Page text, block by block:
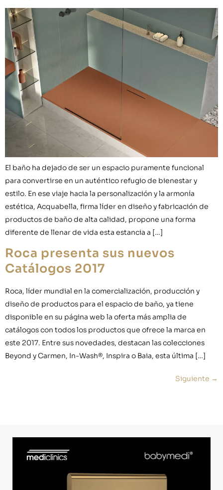
El baño ha dejado de ser un espacio puramente funcional
para convertirse en un auténtico refugio de bienestar y
estilo. En ese viaje hacia la personalización y la armonía
estética, Acquabella, firma líder en diseño y fabricación de
productos de baño de alta calidad, propone una forma
diferente de llenar de vida esta estancia a […]
Roca presenta sus nuevos
Catálogos 2017
Roca, líder mundial en la comercialización, producción y
diseño de productos para el espacio de baño, ya tiene
disponible en su página web la oferta más amplia de
catálogos con todos los productos que ofrece la marca en
este 2017. Entre sus novedades, destacan las colecciones
Beyond y Carmen, In-Wash®, Inspira o Baia, esta última […]
Siguiente →